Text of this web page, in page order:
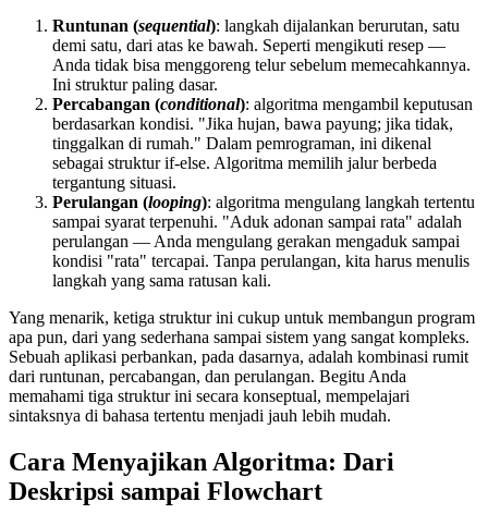
Runtunan (sequential): langkah dijalankan berurutan, satu
demi satu, dari atas ke bawah. Seperti mengikuti resep —
Anda tidak bisa menggoreng telur sebelum memecahkannya.
Ini struktur paling dasar.
Percabangan (conditional): algoritma mengambil keputusan
berdasarkan kondisi. "Jika hujan, bawa payung; jika tidak,
tinggalkan di rumah." Dalam pemrograman, ini dikenal
sebagai struktur if-else. Algoritma memilih jalur berbeda
tergantung situasi.
Perulangan (looping): algoritma mengulang langkah tertentu
sampai syarat terpenuhi. "Aduk adonan sampai rata" adalah
perulangan — Anda mengulang gerakan mengaduk sampai
kondisi "rata" tercapai. Tanpa perulangan, kita harus menulis
langkah yang sama ratusan kali.
Yang menarik, ketiga struktur ini cukup untuk membangun program
apa pun, dari yang sederhana sampai sistem yang sangat kompleks.
Sebuah aplikasi perbankan, pada dasarnya, adalah kombinasi rumit
dari runtunan, percabangan, dan perulangan. Begitu Anda
memahami tiga struktur ini secara konseptual, mempelajari
sintaksnya di bahasa tertentu menjadi jauh lebih mudah.
Cara Menyajikan Algoritma: Dari
Deskripsi sampai Flowchart